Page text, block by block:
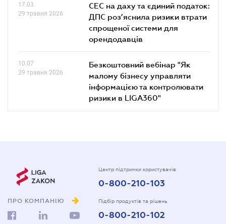
17.03
29 травня 2026
СЕС на даху та єдиний податок:
ДПС роз’яснила ризики втрати
спрощеної системи для
орендодавців
10.07
29 травня 2026
Безкоштовний вебінар "Як
малому бізнесу управляти
інформацією та контролювати
ризики в LIGA360"
ПРО КОМПАНІЮ
Центр підтримки користувачів
0-800-210-103
Підбір продуктів та рішень
0-800-210-102